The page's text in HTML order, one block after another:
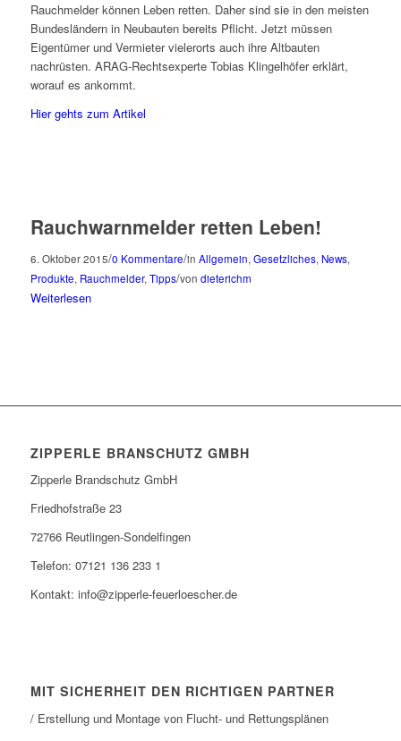
Rauchmelder können Leben retten. Daher sind sie in den meisten
Bundesländern in Neubauten bereits Pflicht. Jetzt müssen
Eigentümer und Vermieter vielerorts auch ihre Altbauten
nachrüsten. ARAG-Rechtsexperte Tobias Klingelhöfer erklärt,
worauf es ankommt.
Hier gehts zum Artikel
Rauchwarnmelder retten Leben!
6. Oktober 2015/0 Kommentare/in Allgemein, Gesetzliches, News,
Produkte, Rauchmelder, Tipps/von dieterichm
Weiterlesen
ZIPPERLE BRANSCHUTZ GMBH
Zipperle Brandschutz GmbH
Friedhofstraße 23
72766 Reutlingen-Sondelfingen
Telefon: 07121 136 233 1
Kontakt: info@zipperle-feuerloescher.de
MIT SICHERHEIT DEN RICHTIGEN PARTNER
/ Erstellung und Montage von Flucht- und Rettungsplänen